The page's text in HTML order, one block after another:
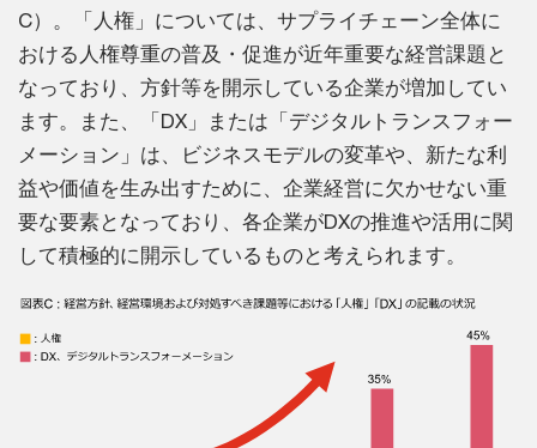
C）。「人権」については、サプライチェーン全体に
おける人権尊重の普及・促進が近年重要な経営課題と
なっており、方針等を開示している企業が増加してい
ます。また、「DX」または「デジタルトランスフォー
メーション」は、ビジネスモデルの変革や、新たな利
益や価値を生み出すために、企業経営に欠かせない重
要な要素となっており、各企業がDXの推進や活用に関
して積極的に開示しているものと考えられます。